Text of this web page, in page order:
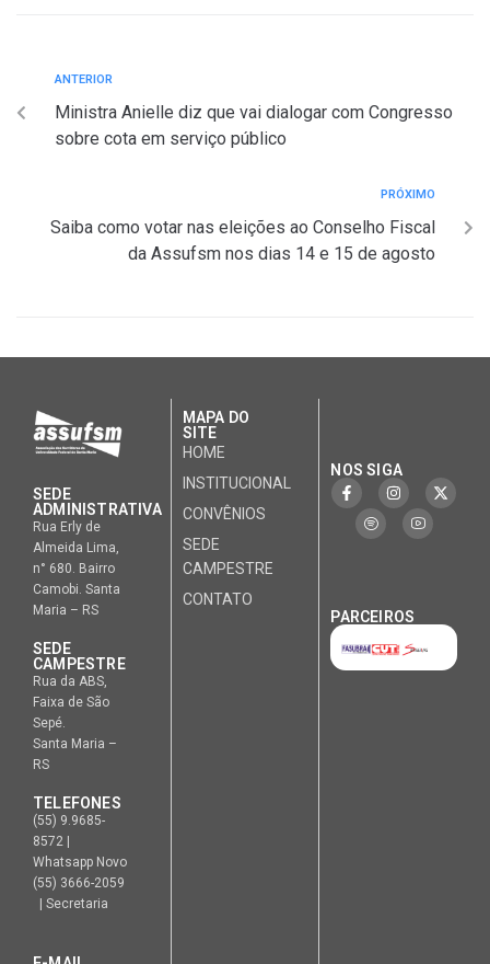
ANTERIOR
Ministra Anielle diz que vai dialogar com Congresso
sobre cota em serviço público
PRÓXIMO
Saiba como votar nas eleições ao Conselho Fiscal
da Assufsm nos dias 14 e 15 de agosto
SEDE
ADMINISTRATIVA
Rua Erly de
Almeida Lima,
n° 680. Bairro
Camobi. Santa
Maria – RS
SEDE
CAMPESTRE
Rua da ABS,
Faixa de São
Sepé.
Santa Maria –
RS
TELEFONES
(55) 9.9685-
8572 |
Whatsapp Novo
(55) 3666-2059
| Secretaria
MAPA DO
SITE
HOME
INSTITUCIONAL
CONVÊNIOS
SEDE
CAMPESTRE
CONTATO
NOS SIGA
PARCEIROS